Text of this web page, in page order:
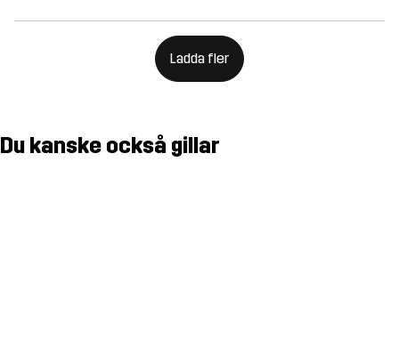
Ladda fler
Du kanske också gillar